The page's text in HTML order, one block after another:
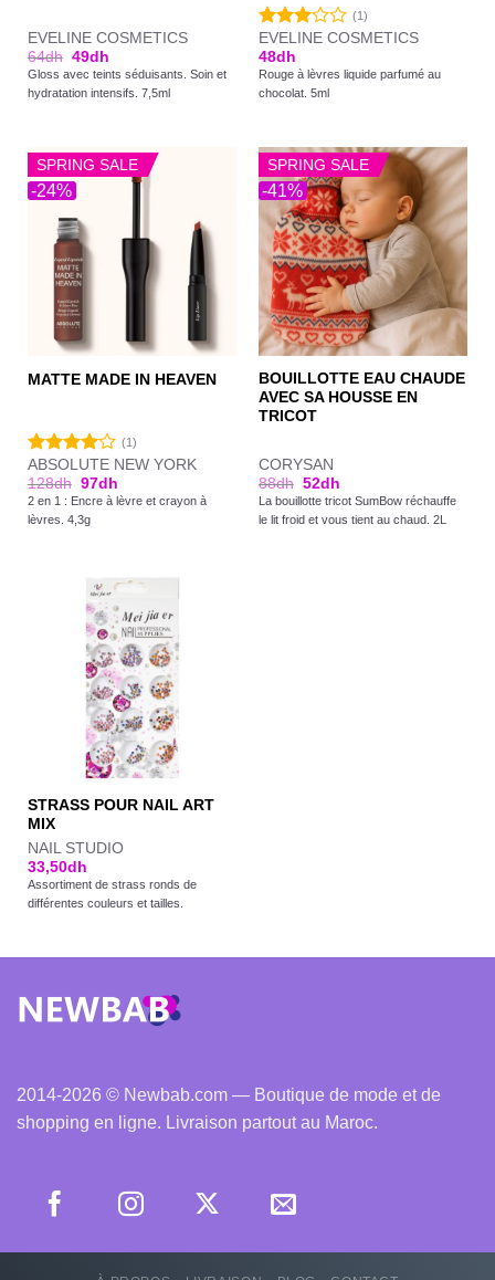
EVELINE COSMETICS
64dh 49dh
Gloss avec teints séduisants. Soin et
hydratation intensifs. 7,5ml
Note
3.00
sur 5
(1)
EVELINE COSMETICS
48dh
Rouge à lèvres liquide parfumé au
chocolat. 5ml
-24%
SPRING SALE
MATTE MADE IN HEAVEN
Note
4.00sur
5
(1)
ABSOLUTE NEW YORK
128dh 97dh
2 en 1 : Encre à lèvre et crayon à
lèvres. 4,3g
-41%
SPRING SALE
BOUILLOTTE EAU CHAUDE
AVEC SA HOUSSE EN
TRICOT
CORYSAN
88dh 52dh
La bouillotte tricot SumBow réchauffe
le lit froid et vous tient au chaud. 2L
STRASS POUR NAIL ART
MIX
NAIL STUDIO
33,50dh
Assortiment de strass ronds de
différentes couleurs et tailles.
2014-2026 © Newbab.com — Boutique de mode et de
shopping en ligne. Livraison partout au Maroc.